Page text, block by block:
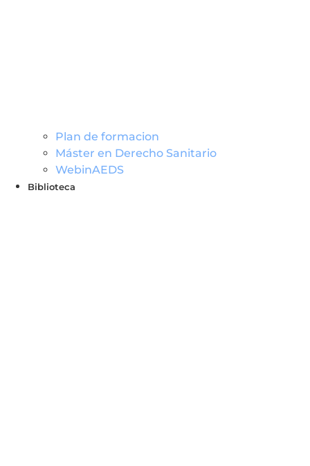
Plan de formacion
Máster en Derecho Sanitario
WebinAEDS
Biblioteca